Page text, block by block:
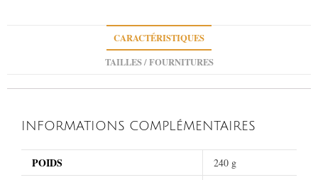
CARACTÉRISTIQUES
TAILLES / FOURNITURES
INFORMATIONS COMPLÉMENTAIRES
POIDS 240 g